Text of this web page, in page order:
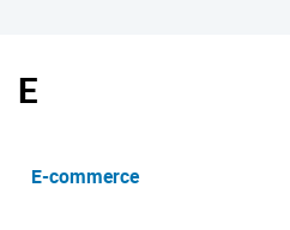
E
E-commerce